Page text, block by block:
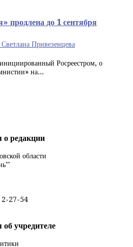
продлена до 1 сентября
Светлана Привезенцева
Росреестром, о
на...
редакции
области
2-27-54
учредителе